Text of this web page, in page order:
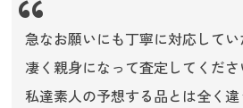
急なお願いにも丁寧に対応してい
凄く親身になって査定してくださ
私達素人の予想する品とは全く